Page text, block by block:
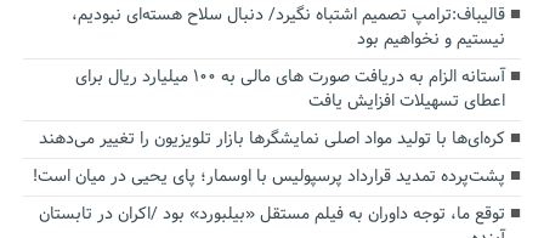
قالیباف:ترامپ تصمیم اشتباه نگیرد/ دنبال سلاح هسته‌ای نبودیم،
نیستیم و نخواهیم بود
آستانه الزام به دریافت صورت های مالی به ۱۰۰ میلیارد ریال برای
اعطای تسهیلات افزایش یافت
کره‌ای‌ها با تولید مواد اصلی نمایشگرها بازار تلویزیون را تغییر می‌دهند
پشت‌پرده تمدید قرارداد پرسپولیس با اوسمار؛ پای یحیی در میان است!
توقع ما، توجه داوران به فیلم مستقل «بیلبورد» بود /اکران در تابستان